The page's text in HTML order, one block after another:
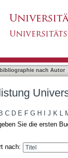
nach Autor
B C D E F G H J K L
Sie die ersten
nach: